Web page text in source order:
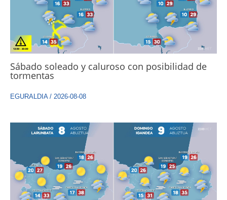
Sábado soleado y caluroso con posibilidad de
tormentas
EGURALDIA/ 2026-08-08